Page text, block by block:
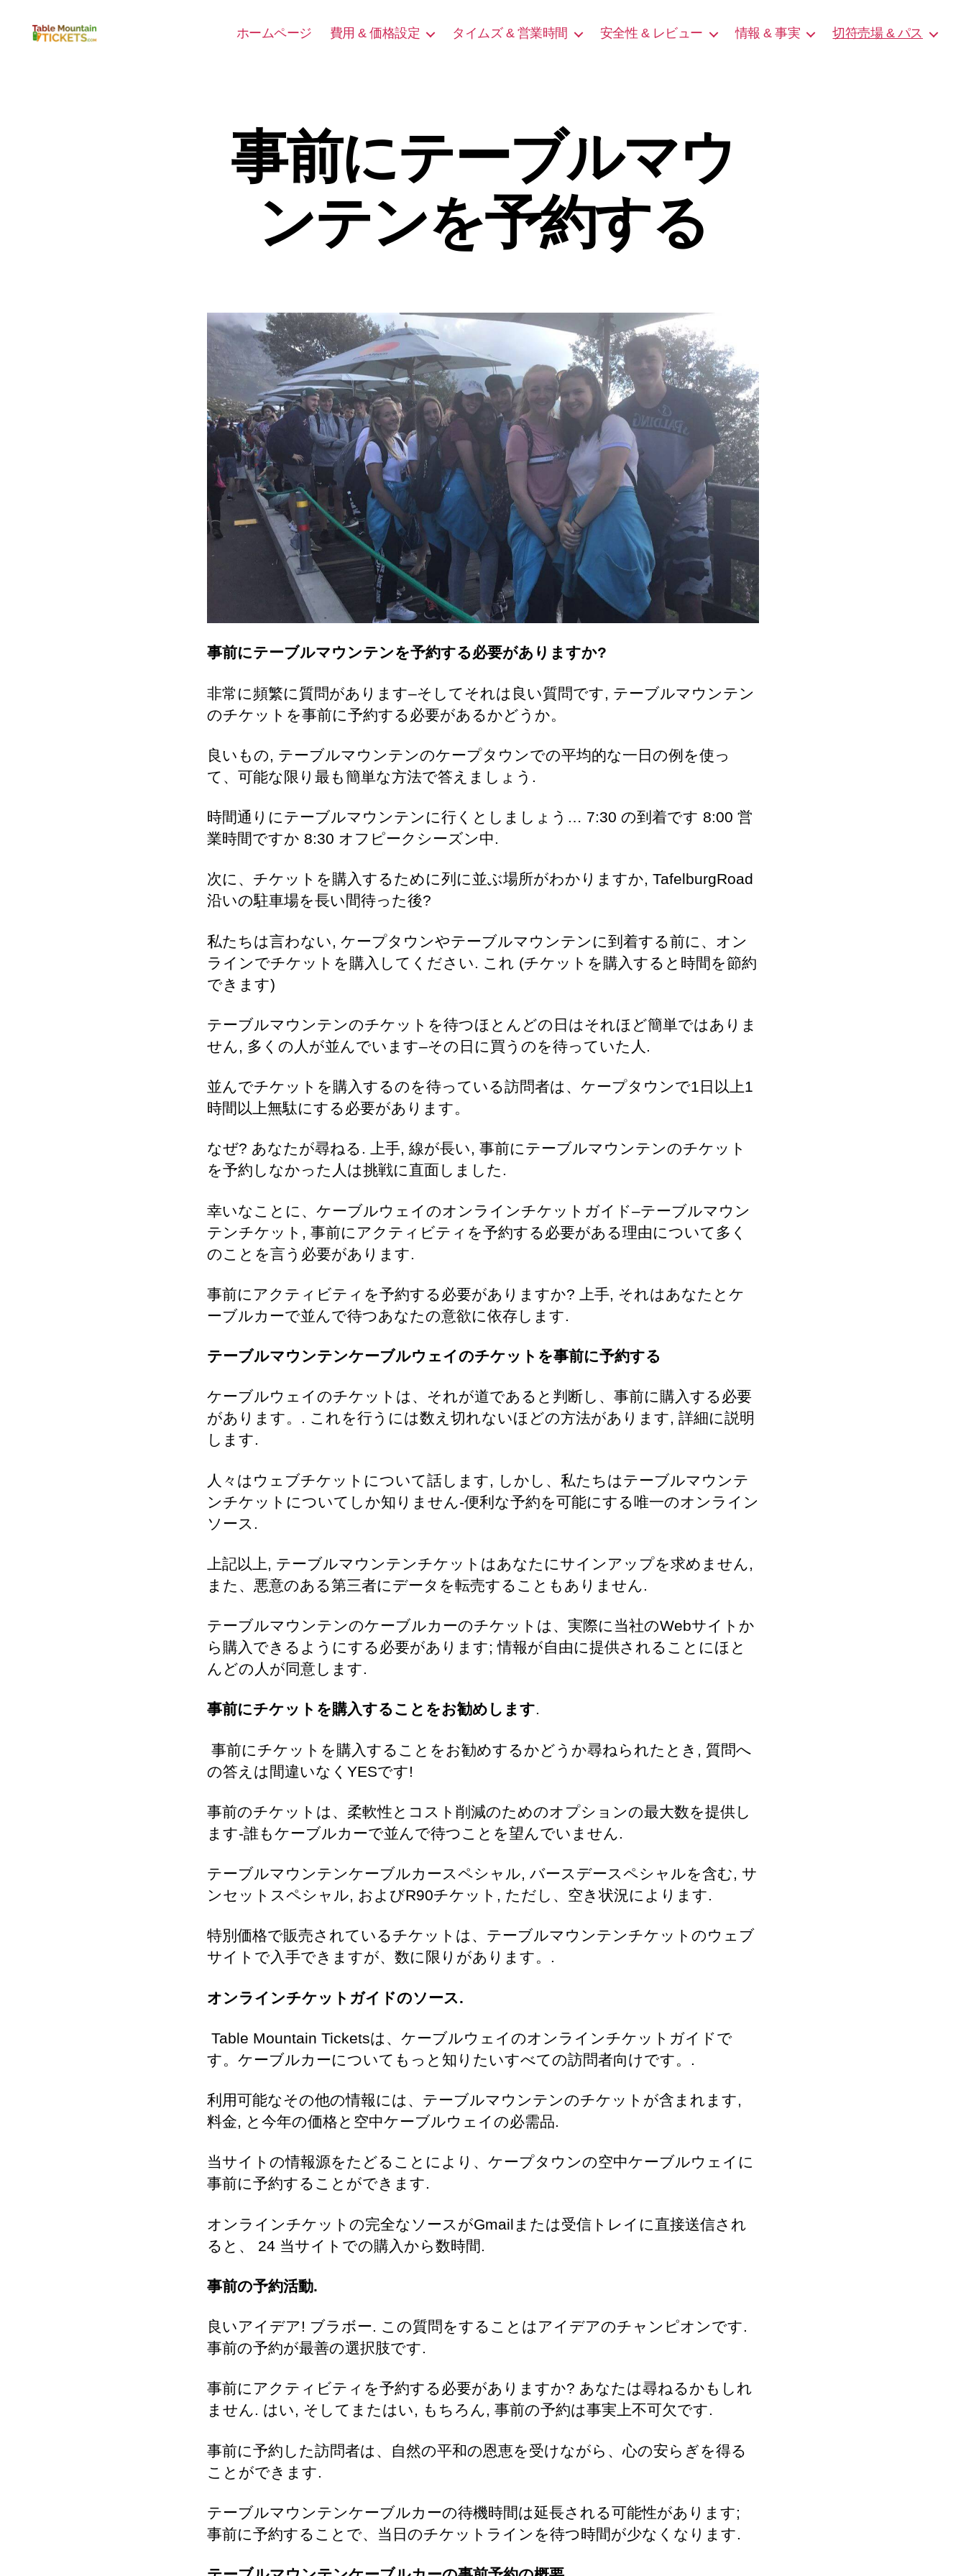
ホームページ 費用 & 価格設定 タイムズ & 営業時間 安全性 & レビュー 情報 & 事実 切符売場 & パス
事前にテーブルマウ
ンテンを予約する
事前にテーブルマウンテンを予約する必要がありますか?
非常に頻繁に質問があります–そしてそれは良い質問です, テーブルマウンテン
のチケットを事前に予約する必要があるかどうか。
良いもの, テーブルマウンテンのケープタウンでの平均的な一日の例を使っ
て、可能な限り最も簡単な方法で答えましょう.
時間通りにテーブルマウンテンに行くとしましょう… 7:30 の到着です 8:00 営
業時間ですか 8:30 オフピークシーズン中.
次に、チケットを購入するために列に並ぶ場所がわかりますか, TafelburgRoad
沿いの駐車場を長い間待った後?
私たちは言わない, ケープタウンやテーブルマウンテンに到着する前に、オン
ラインでチケットを購入してください. これ (チケットを購入すると時間を節約
できます)
テーブルマウンテンのチケットを待つほとんどの日はそれほど簡単ではありま
せん, 多くの人が並んでいます–その日に買うのを待っていた人.
並んでチケットを購入するのを待っている訪問者は、ケープタウンで1日以上1
時間以上無駄にする必要があります。
なぜ? あなたが尋ねる. 上手, 線が長い, 事前にテーブルマウンテンのチケット
を予約しなかった人は挑戦に直面しました.
幸いなことに、ケーブルウェイのオンラインチケットガイド–テーブルマウン
テンチケット, 事前にアクティビティを予約する必要がある理由について多く
のことを言う必要があります.
事前にアクティビティを予約する必要がありますか? 上手, それはあなたとケ
ーブルカーで並んで待つあなたの意欲に依存します.
テーブルマウンテンケーブルウェイのチケットを事前に予約する
ケーブルウェイのチケットは、それが道であると判断し、事前に購入する必要
があります。. これを行うには数え切れないほどの方法があります, 詳細に説明
します.
人々はウェブチケットについて話します, しかし、私たちはテーブルマウンテ
ンチケットについてしか知りません-便利な予約を可能にする唯一のオンライン
ソース.
上記以上, テーブルマウンテンチケットはあなたにサインアップを求めません,
また、悪意のある第三者にデータを転売することもありません.
テーブルマウンテンのケーブルカーのチケットは、実際に当社のWebサイトか
ら購入できるようにする必要があります; 情報が自由に提供されることにほと
んどの人が同意します.
事前にチケットを購入することをお勧めします.
事前にチケットを購入することをお勧めするかどうか尋ねられたとき, 質問へ
の答えは間違いなくYESです!
事前のチケットは、柔軟性とコスト削減のためのオプションの最大数を提供し
ます-誰もケーブルカーで並んで待つことを望んでいません.
テーブルマウンテンケーブルカースペシャル, バースデースペシャルを含む, サ
ンセットスペシャル, およびR90チケット, ただし、空き状況によります.
特別価格で販売されているチケットは、テーブルマウンテンチケットのウェブ
サイトで入手できますが、数に限りがあります。.
オンラインチケットガイドのソース.
Table Mountain Ticketsは、ケーブルウェイのオンラインチケットガイドで
す。ケーブルカーについてもっと知りたいすべての訪問者向けです。.
利用可能なその他の情報には、テーブルマウンテンのチケットが含まれます,
料金, と今年の価格と空中ケーブルウェイの必需品.
当サイトの情報源をたどることにより、ケープタウンの空中ケーブルウェイに
事前に予約することができます.
オンラインチケットの完全なソースがGmailまたは受信トレイに直接送信され
ると、 24 当サイトでの購入から数時間.
事前の予約活動.
良いアイデア! ブラボー. この質問をすることはアイデアのチャンピオンです.
事前の予約が最善の選択肢です.
事前にアクティビティを予約する必要がありますか? あなたは尋ねるかもしれ
ません. はい, そしてまたはい, もちろん, 事前の予約は事実上不可欠です.
事前に予約した訪問者は、自然の平和の恩恵を受けながら、心の安らぎを得る
ことができます.
テーブルマウンテンケーブルカーの待機時間は延長される可能性があります;
事前に予約することで、当日のチケットラインを待つ時間が少なくなります.